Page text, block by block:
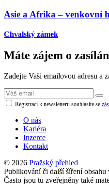
Asie a Afrika – venkovní
Chvalský zámek
Máte zájem o
Zadejte Vaši emailovou adresu a
Registrací k newsletteru souhlasíte se
O nás
Kariéra
Inzerce
Kontakt
© 2026 Pražský přehled
Publikování či další šíření obsahu
Často jsou tu zveřejněny také